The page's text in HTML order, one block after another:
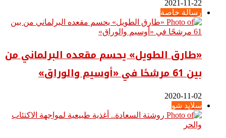
2021-11-22
رسالة خاصة
«طارق الطويل» يحسم مقعده البرلماني من
بين 61 مرشحًا في «أوسيم والوراق»
2020-11-02
سلايد شو